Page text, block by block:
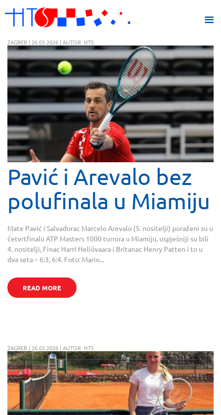
ZAGREB | 26.03.2026 | AUTOR: HTS
Pavić i Arevalo bez
polufinala u Miamiju
Mate Pavić i Salvadorac Marcelo Arevalo (5. nositelji) poraženi su u
četvrtfinalu ATP Masters 1000 turnira u Miamiju, uspješniji su bili
4. nositelji, Finac Harri Heliövaara i Britanac Henry Patten i to u
dva seta – 6:3, 6:4. Foto: Mario...
READ MORE
ZAGREB | 26.03.2026 | AUTOR: HTS